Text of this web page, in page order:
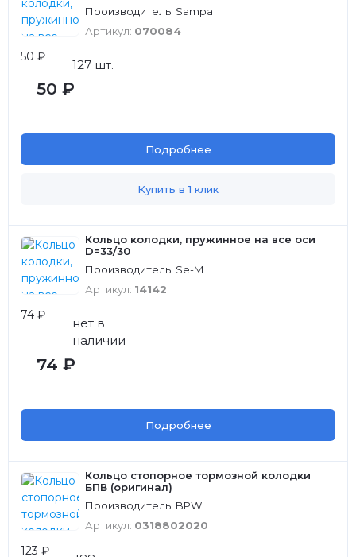
Производитель: Sampa
Артикул: 070084
50 ₽
127 шт.
50 ₽
Подробнее
Купить в 1 клик
Кольцо колодки, пружинное на все оси
D=33/30
Производитель: Se-M
Артикул: 14142
74 ₽
нет в
наличии
74 ₽
Подробнее
Кольцо стопорное тормозной колодки
БПВ (оригинал)
Производитель: BPW
Артикул: 0318802020
123 ₽